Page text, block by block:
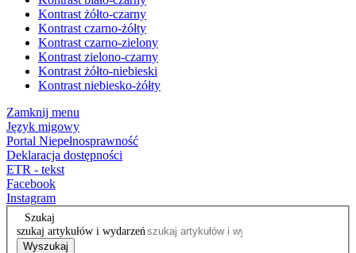
Kontrast żółto-czarny
Kontrast czarno-żółty
Kontrast czarno-zielony
Kontrast zielono-czarny
Kontrast żółto-niebieski
Kontrast niebiesko-żółty
Zamknij menu
Język migowy
Portal Niepełnosprawność
Deklaracja dostępności
ETR - tekst
Facebook
Instagram
Szukaj
szukaj artykułów i wydarzeń
Wyszukaj